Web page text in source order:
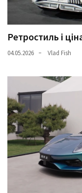
Ретростиль і
04.05.2026 Vlad Fish